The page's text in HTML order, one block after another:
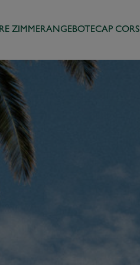
ZIMMERANGEBOTECAP